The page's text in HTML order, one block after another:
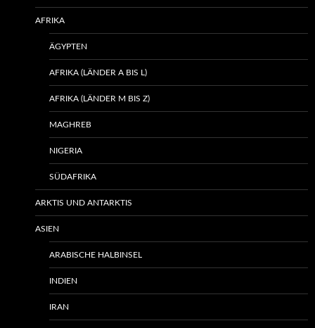
AFRIKA
ÄGYPTEN
AFRIKA (LÄNDER A BIS L)
AFRIKA (LÄNDER M BIS Z)
MAGHREB
NIGERIA
SÜDAFRIKA
ARKTIS UND ANTARKTIS
ASIEN
ARABISCHE HALBINSEL
INDIEN
IRAN